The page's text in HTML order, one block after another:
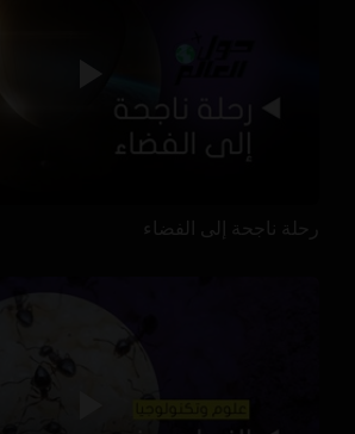
رحلة ناجحة إلى الفضاء